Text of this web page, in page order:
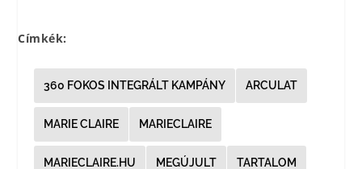
Címkék:
360 FOKOS INTEGRÁLT KAMPÁNY ARCULAT
MARIE CLAIRE MARIECLAIRE
MARIECLAIRE.HU MEGÚJULT TARTALOM